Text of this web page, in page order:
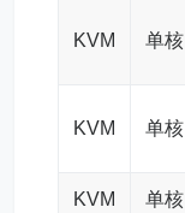
KVM 单核
KVM 单核
KVM 单核